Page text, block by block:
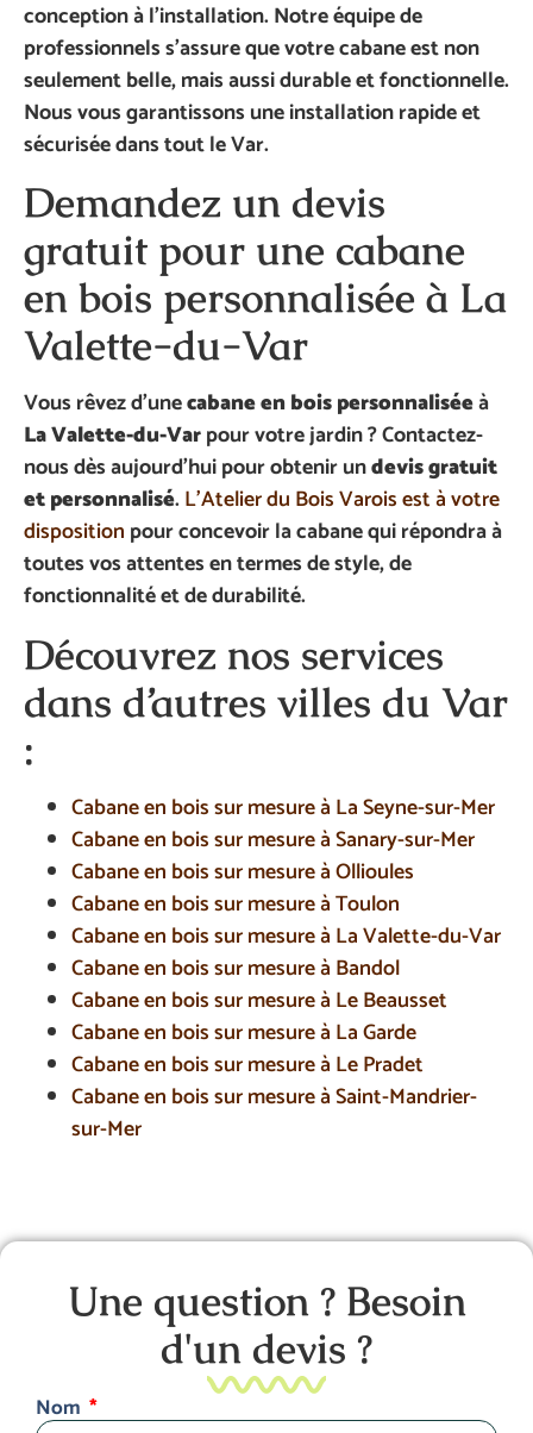
conception à l’installation. Notre équipe de
professionnels s’assure que votre cabane est non
seulement belle, mais aussi durable et fonctionnelle.
Nous vous garantissons une installation rapide et
sécurisée dans tout le Var.
Demandez un devis
gratuit pour une cabane
en bois personnalisée à La
Valette-du-Var
Vous rêvez d’unecabane en bois personnaliséeà
La Valette-du-Varpour votre jardin ? Contactez-
nous dès aujourd’hui pour obtenir undevis gratuit
et personnalisé.L’Atelier du Bois Varois est à votre
disposition pour concevoir la cabane qui répondra à
toutes vos attentes en termes de style, de
fonctionnalité et de durabilité.
Découvrez nos services
dans d’autres villes du Var
:
Cabane en bois sur mesure à La Seyne-sur-Mer
Cabane en bois sur mesure à Sanary-sur-Mer
Cabane en bois sur mesure à Ollioules
Cabane en bois sur mesure à Toulon
Cabane en bois sur mesure à La Valette-du-Var
Cabane en bois sur mesure à Bandol
Cabane en bois sur mesure à Le Beausset
Cabane en bois sur mesure à La Garde
Cabane en bois sur mesure à Le Pradet
Cabane en bois sur mesure à Saint-Mandrier-
sur-Mer
Une question ? Besoin
d'un devis ?
Nom